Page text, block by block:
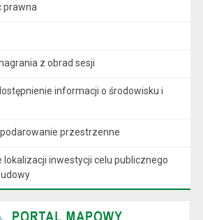
prawna
z obrad sesji
informacji o środowisku i
przestrzenne
lokalizacji inwestycji celu publicznego